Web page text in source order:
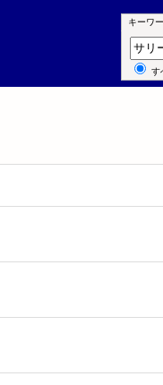
キーワ
キー
す